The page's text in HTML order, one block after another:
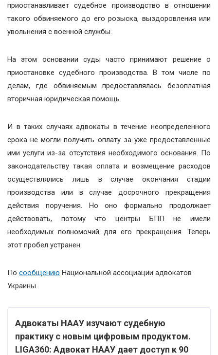
приостанавливает судебное производство в отношении
такого обвиняемого до его розыска, выздоровления или
увольнения с военной службы.
На этом основании суды часто принимают решение о
приостановке судебного производства. В том числе по
делам, где обвиняемым предоставлялась безоплатная
вторичная юридическая помощь.
И в таких случаях адвокаты в течение неопределенного
срока не могли получить оплату за уже предоставленные
ими услуги из-за отсутствия необходимого основания. По
законодательству такая оплата и возмещение расходов
осуществлялись лишь в случае окончания стадии
производства или в случае досрочного прекращения
действия поручения. Но оно формально продолжает
действовать, потому что центры БПП не имели
необходимых полномочий для его прекращения. Теперь
этот пробел устранен.
По сообщению Национальной ассоциации адвокатов
Украины
Адвокаты НААУ изучают судебную
практику с новым цифровым продуктом.
LIGA360: Адвокат НААУ дает доступ к 90